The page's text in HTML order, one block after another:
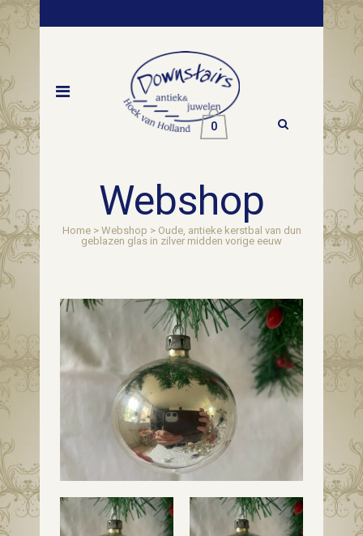
0
Webshop
Home> Webshop > Oude, antieke kerstbal van dun
geblazen glas in zilver midden vorige eeuw